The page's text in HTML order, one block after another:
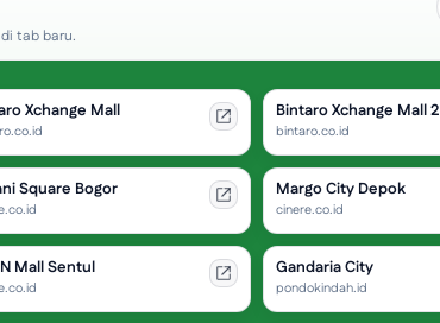
tab baru.
Xchange Mall Bintaro Xchange Mall 2
bintaro.co.id
Square Bogor Margo City Depok
cinere.co.id
Mall Sentul Gandaria City
pondokindah.id